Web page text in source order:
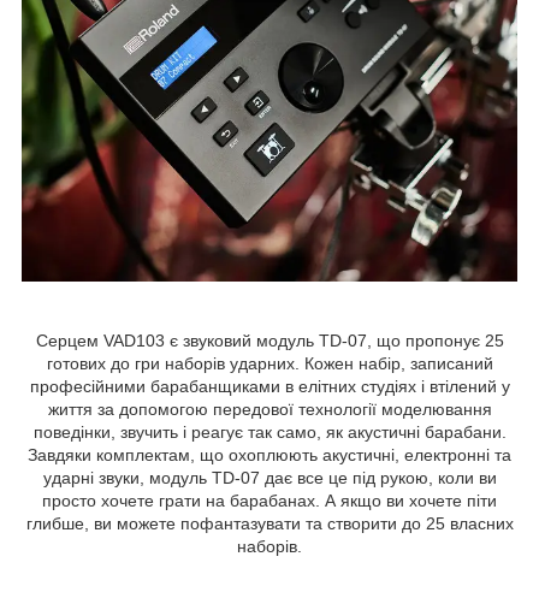
Серцем VAD103 є звуковий модуль TD-07, що пропонує 25
готових до гри наборів ударних. Кожен набір, записаний
професійними барабанщиками в елітних студіях і втілений у
життя за допомогою передової технології моделювання
поведінки, звучить і реагує так само, як акустичні барабани.
Завдяки комплектам, що охоплюють акустичні, електронні та
ударні звуки, модуль TD-07 дає все це під рукою, коли ви
просто хочете грати на барабанах. А якщо ви хочете піти
глибше, ви можете пофантазувати та створити до 25 власних
наборів.